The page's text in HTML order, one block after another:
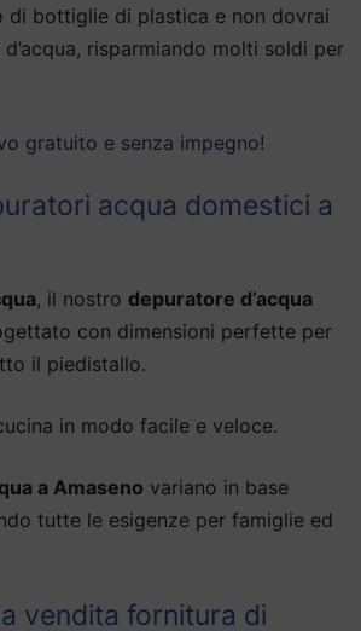
di bottiglie di plastica e non dovrai
risparmiando molti soldi per
gratuito e senza impegno!
acqua domestici a
, il nostro depuratore d’acqua
con dimensioni perfette per
il piedistallo.
in modo facile e veloce.
a Amaseno variano in base
tutte le esigenze per famiglie ed
vendita fornitura di